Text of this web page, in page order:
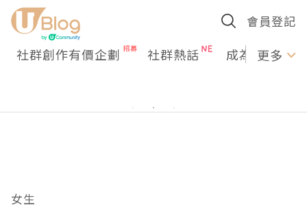
會員登記
社群創作有價企劃 社群熱話 成為U更多
女生